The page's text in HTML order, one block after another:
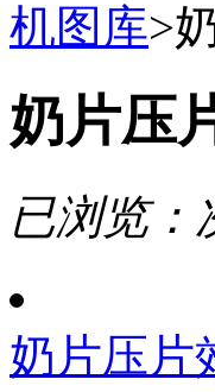
机图库>
奶片压
已浏览：
奶片压片